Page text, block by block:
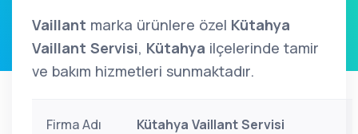
Vaillant marka ürünlere özel Kütahya
Vaillant Servisi, Kütahya ilçelerinde tamir
ve bakım hizmetleri sunmaktadır.
Firma Adı Kütahya Vaillant Servisi